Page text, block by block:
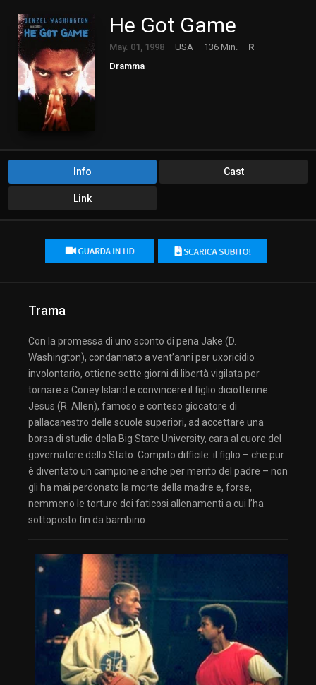
He Got Game
May. 01, 1998 USA 136 Min.
R
Dramma
Info Cast
Link
Trama
Con la promessa di uno sconto di pena Jake (D.
Washington), condannato a vent’anni per uxoricidio
involontario, ottiene sette giorni di libertà vigilata per
tornare a Coney Island e convincere il figlio diciottenne
Jesus (R. Allen), famoso e conteso giocatore di
pallacanestro delle scuole superiori, ad accettare una
borsa di studio della Big State University, cara al cuore del
governatore dello Stato. Compito difficile: il figlio – che pur
è diventato un campione anche per merito del padre – non
gli ha mai perdonato la morte della madre e, forse,
nemmeno le torture dei faticosi allenamenti a cui l’ha
sottoposto fin da bambino.